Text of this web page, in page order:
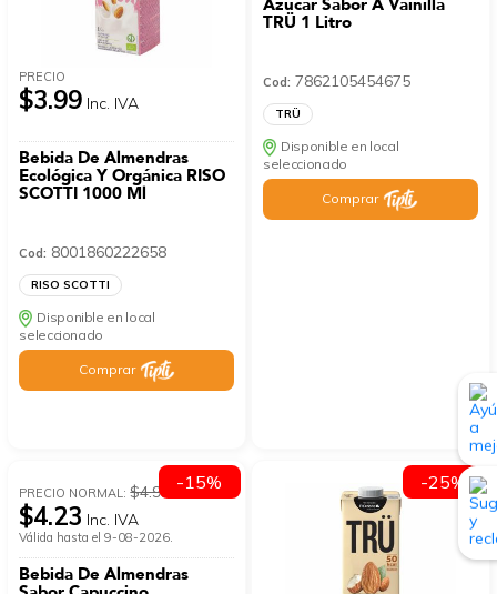
PRECIO
$3.99 Inc. IVA
Bebida De Almendras
Ecológica Y Orgánica RISO
SCOTTI 1000 Ml
Cod: 8001860222658
RISO SCOTTI
Disponible en local
seleccionado
Comprar
Azúcar Sabor A Vainilla
TRÜ 1 Litro
Cod: 7862105454675
TRÜ
Disponible en local
seleccionado
Comprar
PRECIO NORMAL:$4.97
$4.23 Inc. IVA
Válida hasta el 9-08-2026.
Bebida De Almendras
-15% -25%